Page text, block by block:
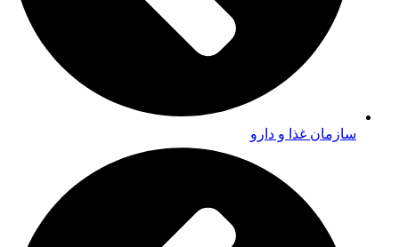
سازمان غذا و دارو